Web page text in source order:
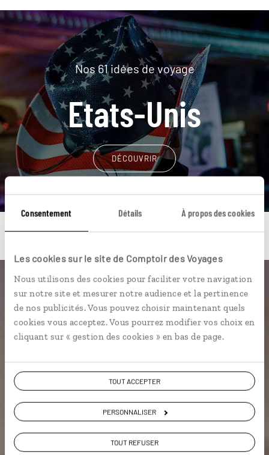
Consentement Détails À propos des cookies
Les cookies sur le site de Comptoir des Voyages
Nous utilisons des cookies pour faciliter votre navigation
sur notre site et mesurer notre audience et la pertinence
de nos publicités. Vous pouvez choisir maintenant quels
cookies vous acceptez. Vous pourrez modifier vos choix en
cliquant sur « gestion des cookies » en bas de page.
TOUT ACCEPTER
PERSONNALISER
TOUT REFUSER
Nos 61 idées de voyage
Etats-Unis
DÉCOUVRIR
Une envie de voyage
particulière ?
Alcatraz Arizona Bodie Bryce Canyon
Désert de Mojave Far West Antelope Canyon